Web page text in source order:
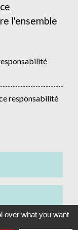
l'ensemble
responsabilité
si son salarié
over what you want